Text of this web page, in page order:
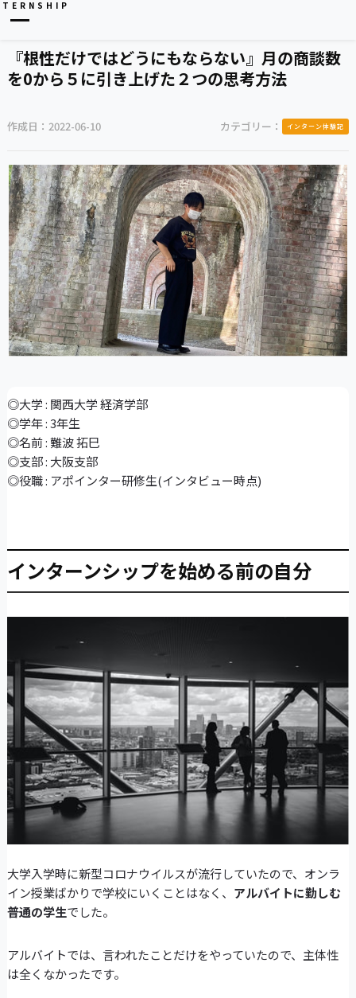
『根性だけではどうにもならない』月の商談数
を0から５に引き上げた２つの思考方法
作成日： 2022-06-10 カテゴリー： インターン体験記
◎大学 : 関西大学 経済学部
◎学年 : 3年生
◎名前 : 難波 拓巳
◎支部 : 大阪支部
◎役職 : アポインター研修生(インタビュー時点)
インターンシップを始める前の自分
大学入学時に新型コロナウイルスが流行していたので、オンラ
イン授業ばかりで学校にいくことはなく、 アルバイトに勤しむ
普通の学生でした。
アルバイトでは、言われたことだけをやっていたので、主体性
は全くなかったです。